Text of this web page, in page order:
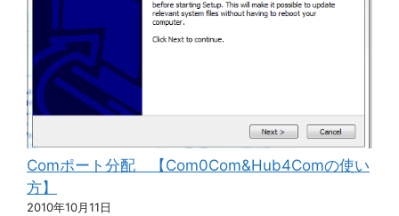
Comポート分配 【Com0Com&Hub4Comの使い
方】
2010年10月11日